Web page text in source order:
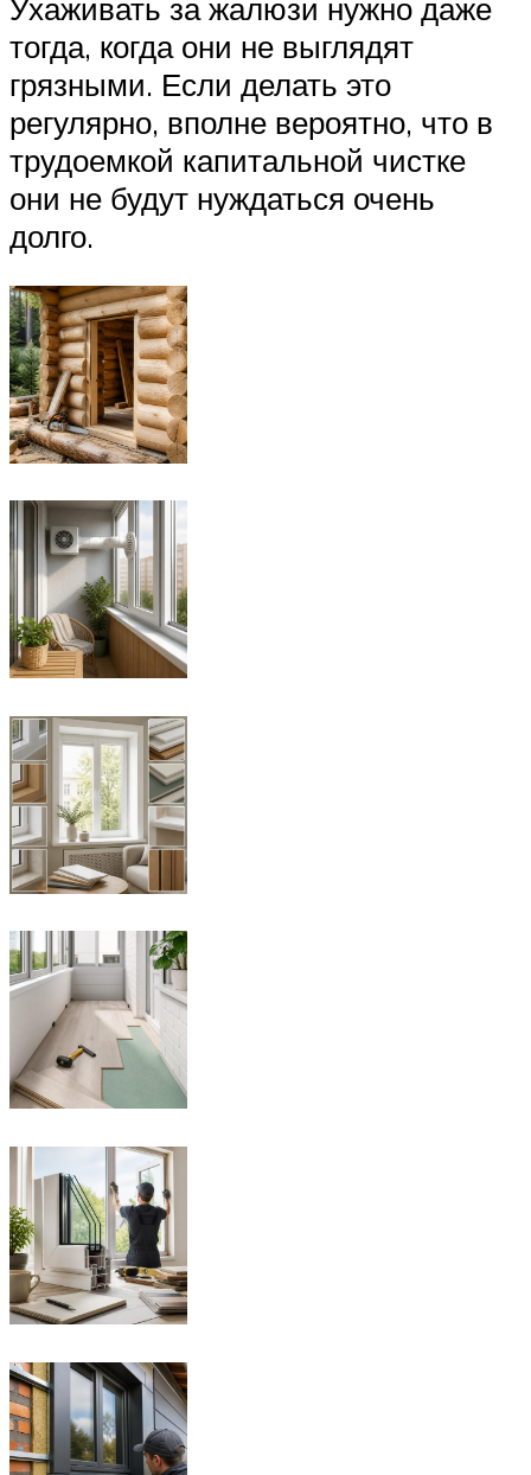
Ухаживать за жалюзи нужно даже
тогда, когда они не выглядят
грязными. Если делать это
регулярно, вполне вероятно, что в
трудоемкой капитальной чистке
они не будут нуждаться очень
долго.